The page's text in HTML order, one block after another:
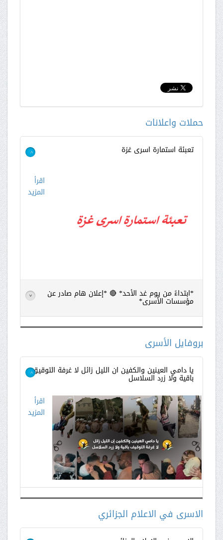
حملات واعلانات
تعبئة استمارة اسرى غزة >
اقرأ
المزيد
*ابتداءً من يوم غد الأحد* 🔴 *إعلان هام صادر عن
مؤسسات الأسرى* >
اقرأ
بروفايل الأسرى
يا دامي العينين والكفين ان الليل زائل لا غرفة التوقيق
باقية ولا زرد السلاسل >
اقرأ
المزيد
الاسرى في الاعلام الجزائري